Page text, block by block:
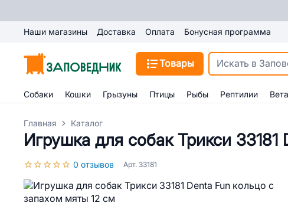
Наши магазины Доставка Оплата Бонусная программа
Товары
Собаки Кошки Грызуны Птицы Рыбы Рептилии
Главная Каталог
Игрушка для собак Трикси
0 отзывов Арт. 33181